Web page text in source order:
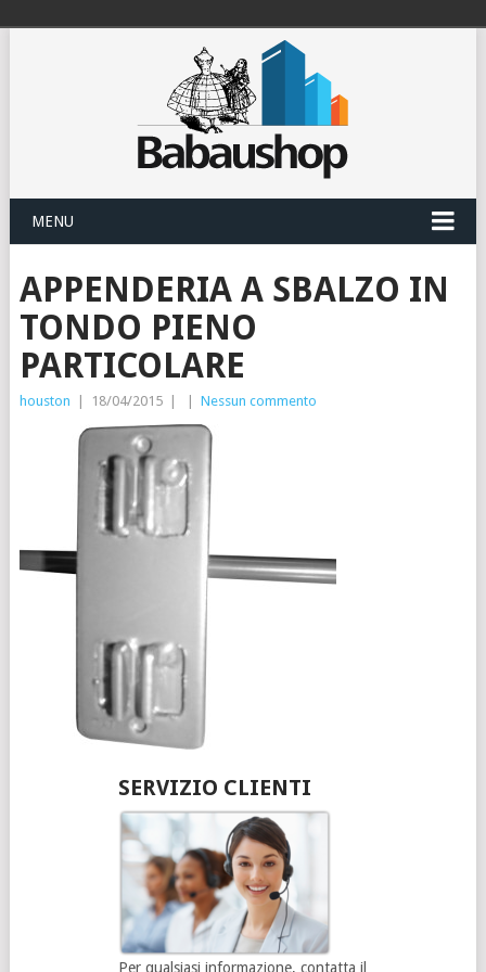
MENU
APPENDERIA A SBALZO IN
TONDO PIENO
PARTICOLARE
houston 18/04/2015 Nessun commento
SERVIZIO CLIENTI
Per qualsiasi informazione, contatta il